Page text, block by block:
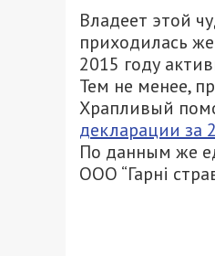
Владеет этой
приходилась
2015 году
Тем не менее,
Храпливый
декларации за
По данным же
ООО “Гарні